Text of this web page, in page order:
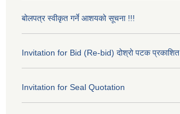
बोलपत्र स्वीकृत गर्ने आशयको सूचना !!!
Invitation for Bid (Re-bid) दोश्रो पटक प्रकाशित
Invitation for Seal Quotation